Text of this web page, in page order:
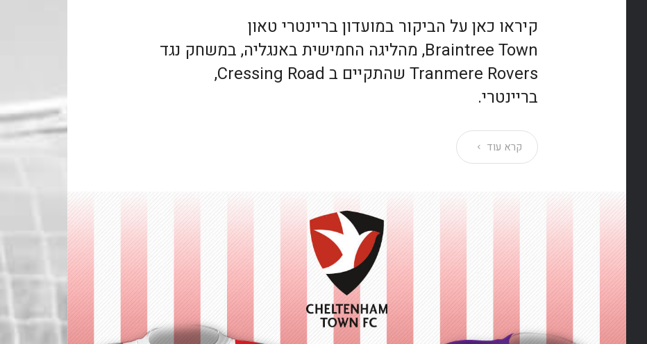
קיראו כאן על הביקור במועדון בריינטרי טאון
Braintree Town, מהליגה החמישית באנגליה, במשחק נגד
Tranmere Rovers שהתקיים ב Cressing Road,
בריינטרי.
קרא עוד